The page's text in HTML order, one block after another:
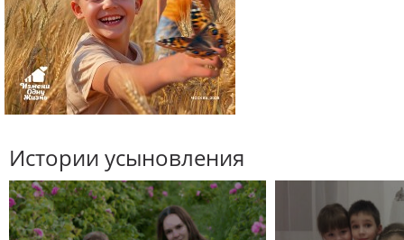
Истории усыновления